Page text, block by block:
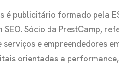
é publicitário formado pela
SEO. Sócio da PrestCamp,
serviços e empreendedores
orientadas a